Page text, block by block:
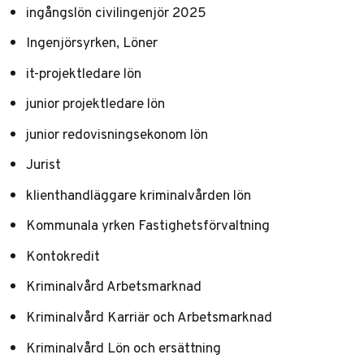
ingångslön civilingenjör 2025
Ingenjörsyrken, Löner
it-projektledare lön
junior projektledare lön
junior redovisningsekonom lön
Jurist
klienthandläggare kriminalvården lön
Kommunala yrken Fastighetsförvaltning
Kontokredit
Kriminalvård Arbetsmarknad
Kriminalvård Karriär och Arbetsmarknad
Kriminalvård Lön och ersättning